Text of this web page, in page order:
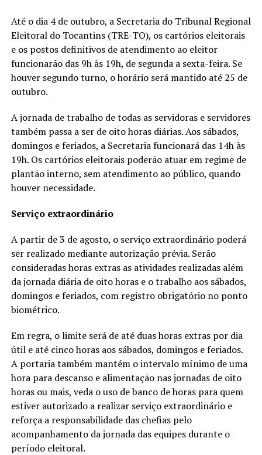
Até o dia 4 de outubro, a Secretaria do Tribunal Regional
Eleitoral do Tocantins (TRE-TO), os cartórios eleitorais
e os postos definitivos de atendimento ao eleitor
funcionarão das 9h às 19h, de segunda a sexta-feira. Se
houver segundo turno, o horário será mantido até 25 de
outubro.
A jornada de trabalho de todas as servidoras e servidores
também passa a ser de oito horas diárias. Aos sábados,
domingos e feriados, a Secretaria funcionará das 14h às
19h. Os cartórios eleitorais poderão atuar em regime de
plantão interno, sem atendimento ao público, quando
houver necessidade.
Serviço extraordinário
A partir de 3 de agosto, o serviço extraordinário poderá
ser realizado mediante autorização prévia. Serão
consideradas horas extras as atividades realizadas além
da jornada diária de oito horas e o trabalho aos sábados,
domingos e feriados, com registro obrigatório no ponto
biométrico.
Em regra, o limite será de até duas horas extras por dia
útil e até cinco horas aos sábados, domingos e feriados.
A portaria também mantém o intervalo mínimo de uma
hora para descanso e alimentação nas jornadas de oito
horas ou mais, veda o uso de banco de horas para quem
estiver autorizado a realizar serviço extraordinário e
reforça a responsabilidade das chefias pelo
acompanhamento da jornada das equipes durante o
período eleitoral.